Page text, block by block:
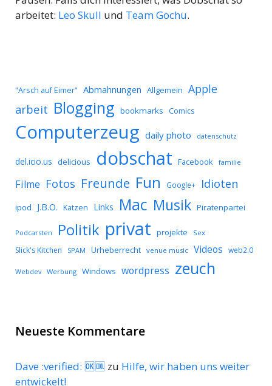
arbeitet: Leo Skull und Team Gochu.
"Arsch auf Eimer" Abmahnungen Allgemein Apple
arbeit Blogging bookmarks Comics
Computerzeug daily photo datenschutz
del.icio.us delicious dobschat Facebook familie
Filme Fotos Freunde Fun Google+ Idioten
ipod J.B.O. Katzen Links Mac Musik Piratenpartei
Podcarsten Politik privat projekte Sex
Slick's Kitchen SPAM Urheberrecht venue music Videos web2.0
Webdev Werbung Windows wordpress zeuch
Neueste Kommentare
Dave :verified: 🆗🆒 zu Hilfe, wir haben uns weiter
entwickelt!